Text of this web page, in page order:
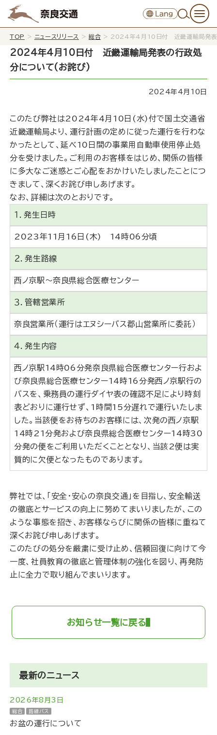
TOP > ニュースリリース > 総合 > 2024年4月10日付 近畿運輸局発表
2024年4月10日付 近畿運輸局発表の行政処
分について(お詫び)
2024年4月10日
このたび弊社は2024年4月10日(水)付で国土交通省
近畿運輸局より、運行計画の定めに従った運行を行わな
かったとして、延べ10日間の事業用自動車使用停止処
分を受けました。ご利用のお客様をはじめ、関係の皆様
に多大なご迷惑とご心配をおかけいたしましたことにつ
きまして、深くお詫び申しあげます。
なお、詳細は次のとおりです。
１．発生日時
2023年11月16日(木) 14時06分頃
２．発生路線
西ノ京駅～奈良県総合医療センター
３．管轄営業所
奈良営業所（運行はエヌシーバス郡山営業所に委託）
４．発生内容
西ノ京駅14時06分発奈良県総合医療センター行およ
び奈良県総合医療センター14時16分発西ノ京駅行の
バスを、乗務員の運行ダイヤ表の確認不足により時刻
表どおりに運行せず、1時間15分遅れで運行いたしま
した。当該便をお待ちのお客様には、次発の西ノ京駅
14時21分発および奈良県総合医療センター14時30
分発の便をご利用いただくこととなり、当該2便は実
質的に欠便となったものであります。
弊社では、「安全・安心の奈良交通」を目指し、安全輸送
の徹底とサービスの向上に努めてまいりましたが、この
ような事態を招き、お客様ならびに関係の皆様に重ねて
深くお詫び申しあげます。
このたびの処分を厳粛に受け止め、信頼回復に向けて今
一度、社員教育の徹底と管理体制の強化を図り、再発防
止に全力で取り組んでまいります。
お知らせ一覧に戻る
最新のニュース
2026年8月3日
総合 路線バス
お盆の運行について